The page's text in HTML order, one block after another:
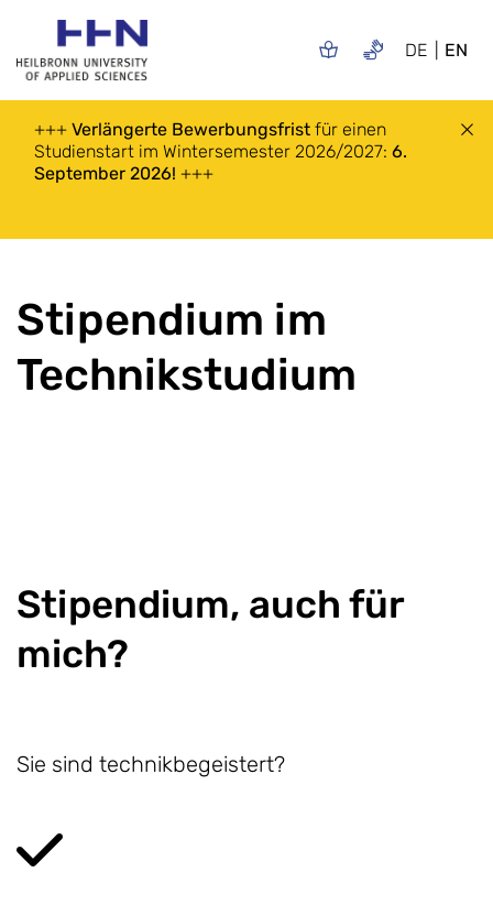
DE EN
+++ Verlängerte Bewerbungsfrist für einen
Studienstart im Wintersemester 2026/2027: 6.
September 2026! +++
Stipendium im
Technikstudium
Stipendium, auch für
mich?
Sie sind technikbegeistert?